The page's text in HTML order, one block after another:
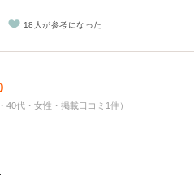
18人が参考になった
40代・女性・掲載口コミ1件）